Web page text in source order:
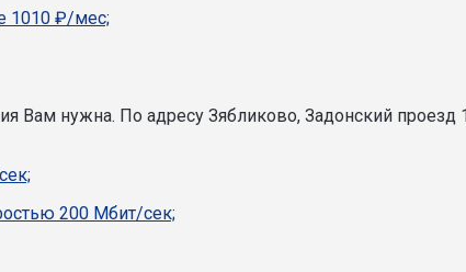
1010 ₽/мес;
Вам нужна. По адресу Зябликово, Задонский
200 Мбит/сек;